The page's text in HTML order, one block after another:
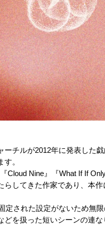
チルが2012年に発表した戯
。
Cloud Nine』『What If If
してきた作家であり、本作
定された設定がないため無
を扱った短いシーンの連